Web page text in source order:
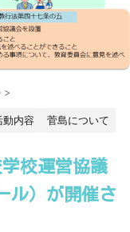
>
動内容 菅島について
校運営協議
ル）が開催さ